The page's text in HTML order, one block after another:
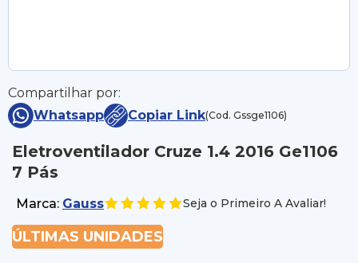
Compartilhar por:
Whatsapp
Copiar Link(Cod. Gssge1106)
Eletroventilador Cruze 1.4 2016 Ge1106
7 Pás
Marca: Gauss Seja o Primeiro A Avaliar!
ÚLTIMAS UNIDADES